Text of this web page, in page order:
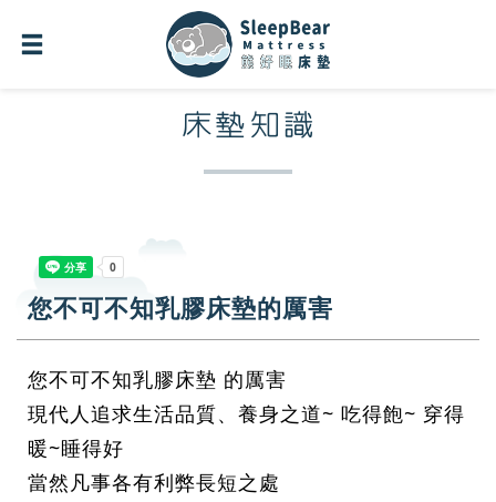
床墊知識
您不可不知乳膠床墊的厲害
您不可不知乳膠床墊 的厲害
現代人追求生活品質、養身之道~ 吃得飽~ 穿得
暖~睡得好
當然凡事各有利弊長短之處